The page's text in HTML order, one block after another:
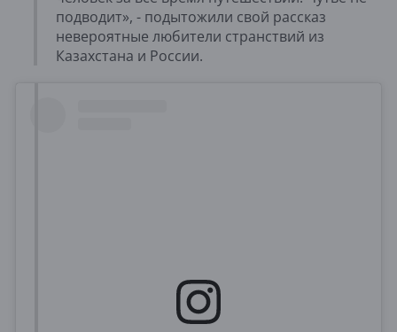
подводит», - подытожили свой рассказ
невероятные любители странствий из
Казахстана и России.